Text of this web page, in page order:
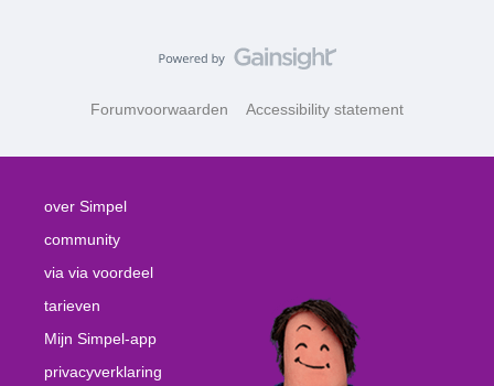
Forumvoorwaarden Accessibility statement
over Simpel
community
via via voordeel
tarieven
Mijn Simpel-app
privacyverklaring